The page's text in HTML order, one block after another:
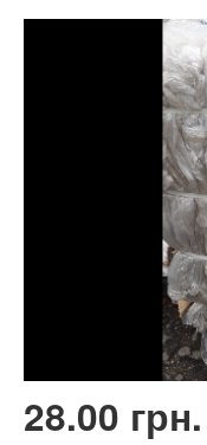
28.00 грн.